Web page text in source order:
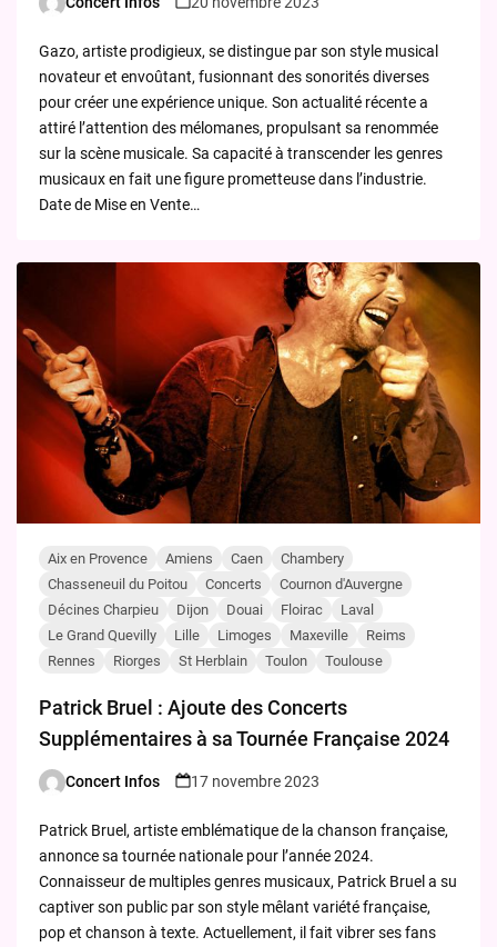
Posted
Gazo, artiste prodigieux, se distingue par son style musical
novateur et envoûtant, fusionnant des sonorités diverses
pour créer une expérience unique. Son actualité récente a
attiré l’attention des mélomanes, propulsant sa renommée
sur la scène musicale. Sa capacité à transcender les genres
musicaux en fait une figure prometteuse dans l’industrie.
Date de Mise en Vente…
Aix en Provence Amiens Caen
Chambery
Chasseneuil du Poitou
Concerts
Cournon d'Auvergne
Décines Charpieu
Dijon Douai Floirac
Laval
Le Grand Quevilly
Lille Limoges Maxeville
Reims
Rennes
Riorges St Herblain Toulon Toulouse
Patrick Bruel : Ajoute des Concerts
Supplémentaires à sa Tournée Française 2024
Posted
Concert Infos 17 novembre 2023
Patrick Bruel, artiste emblématique de la chanson française,
annonce sa tournée nationale pour l’année 2024.
Connaisseur de multiples genres musicaux, Patrick Bruel a su
captiver son public par son style mêlant variété française,
pop et chanson à texte. Actuellement, il fait vibrer ses fans